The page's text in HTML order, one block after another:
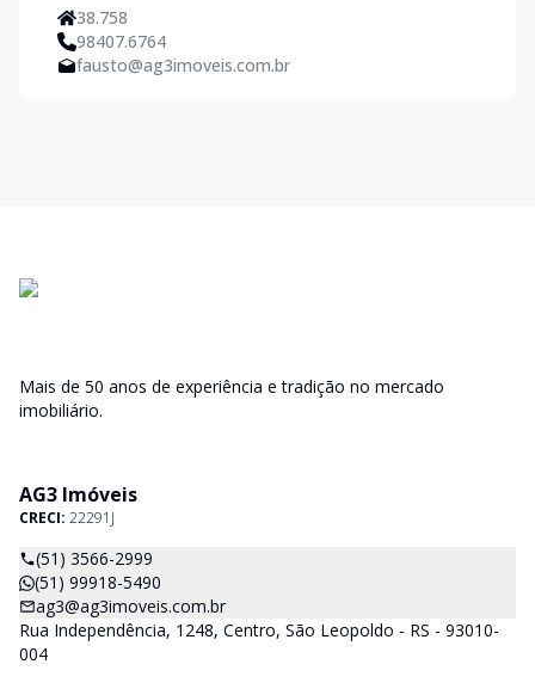
38.758
98407.6764
fausto@ag3imoveis.com.br
Mais de 50 anos de experiência e tradição no mercado
imobiliário.
AG3 Imóveis
CRECI: 22291J
(51) 3566-2999
(51) 99918-5490
ag3@ag3imoveis.com.br
Rua Independência, 1248, Centro, São Leopoldo - RS - 93010-
004